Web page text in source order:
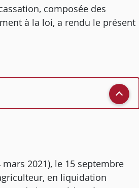
composée des
à la loi, a rendu le présent
2021), le 15 septembre
en liquidation